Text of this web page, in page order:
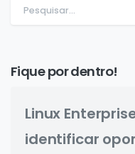
Fique por dentro!
Linux
identificar